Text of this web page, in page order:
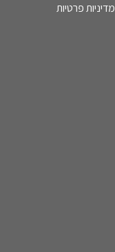
מדיניות פרטיות